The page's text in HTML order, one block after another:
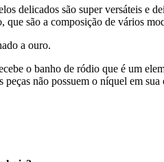
delicados são super versáteis
que são a composição de vários
a ouro.
o banho de ródio que é um
não possuem o níquel em